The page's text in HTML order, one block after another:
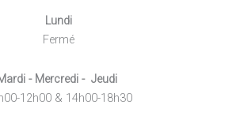
Lundi
Fermé
- Mercredi - Jeudi
12h00 & 14h00-18h30